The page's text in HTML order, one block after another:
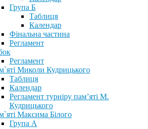
Група Б
Таблиця
Календар
Фінальна частина
Регламент
Регламент
Миколи Кудрицького
Таблиця
Календар
Регламент турніру пам’яті М.
Кудрицького
Максима Білого
Група А